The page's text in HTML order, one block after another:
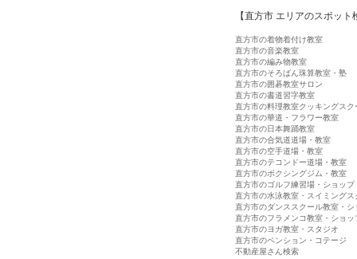
【直方市 エリアのスポット
直方市の着物着付け教室
直方市の音楽教室
直方市の編み物教室
直方市のそろばん珠算教室・塾
直方市の囲碁教室サロン
直方市の書道習字教室
直方市の料理教室クッキングスク
直方市の華道・フラワー教室
直方市の日本舞踊教室
直方市の合気道道場・教室
直方市の空手道場・教室
直方市のテコンドー道場・教室
直方市のボクシングジム・教室
直方市のゴルフ練習場・ショップ
直方市の水泳教室・スイミングス
直方市のダンススクール教室・シ
直方市のフラメンコ教室・ショッ
直方市のヨガ教室・スタジオ
直方市のペンション・コテージ
不動産屋さん検索